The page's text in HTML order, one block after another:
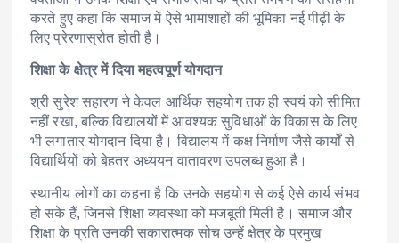
करते हुए कहा कि समाज में ऐसे भामाशाहों की भूमिका नई पीढ़ी के
लिए प्रेरणास्रोत होती है।
शिक्षा के क्षेत्र में दिया महत्वपूर्ण योगदान
श्री सुरेश सहारण ने केवल आर्थिक सहयोग तक ही स्वयं को सीमित
नहीं रखा, बल्कि विद्यालयों में आवश्यक सुविधाओं के विकास के लिए
भी लगातार योगदान दिया है। विद्यालय में कक्ष निर्माण जैसे कार्यों से
विद्यार्थियों को बेहतर अध्ययन वातावरण उपलब्ध हुआ है।
स्थानीय लोगों का कहना है कि उनके सहयोग से कई ऐसे कार्य संभव
हो सके हैं, जिनसे शिक्षा व्यवस्था को मजबूती मिली है। समाज और
शिक्षा के प्रति उनकी सकारात्मक सोच उन्हें क्षेत्र के प्रमुख